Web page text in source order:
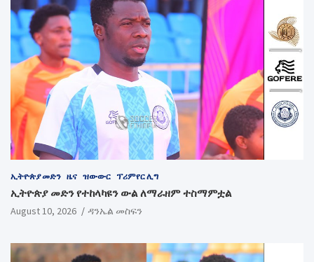
ኢትዮጵያ መድን ዜና ዝውውር ፕሪምየር ሊግ
ኢትዮጵያ መድን የተከላካዩን ውል ለማራዘም ተስማምቷል
August 10, 2026 ዳንኤል መስፍን